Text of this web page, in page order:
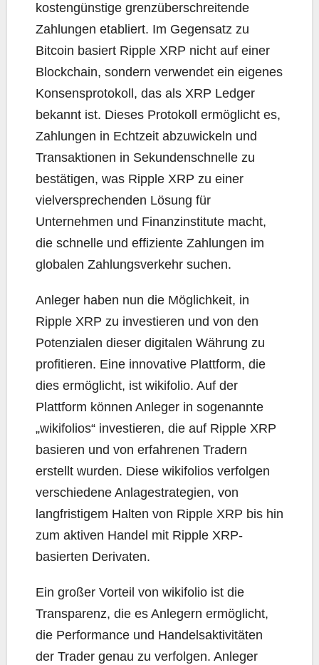
kostengünstige grenzüberschreitende
Zahlungen etabliert. Im Gegensatz zu
Bitcoin basiert Ripple XRP nicht auf einer
Blockchain, sondern verwendet ein eigenes
Konsensprotokoll, das als XRP Ledger
bekannt ist. Dieses Protokoll ermöglicht es,
Zahlungen in Echtzeit abzuwickeln und
Transaktionen in Sekundenschnelle zu
bestätigen, was Ripple XRP zu einer
vielversprechenden Lösung für
Unternehmen und Finanzinstitute macht,
die schnelle und effiziente Zahlungen im
globalen Zahlungsverkehr suchen.
Anleger haben nun die Möglichkeit, in
Ripple XRP zu investieren und von den
Potenzialen dieser digitalen Währung zu
profitieren. Eine innovative Plattform, die
dies ermöglicht, ist wikifolio. Auf der
Plattform können Anleger in sogenannte
„wikifolios“ investieren, die auf Ripple XRP
basieren und von erfahrenen Tradern
erstellt wurden. Diese wikifolios verfolgen
verschiedene Anlagestrategien, von
langfristigem Halten von Ripple XRP bis hin
zum aktiven Handel mit Ripple XRP-
basierten Derivaten.
Ein großer Vorteil von wikifolio ist die
Transparenz, die es Anlegern ermöglicht,
die Performance und Handelsaktivitäten
der Trader genau zu verfolgen. Anleger